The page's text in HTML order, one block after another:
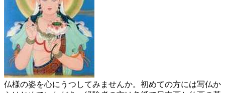
仏様の姿を心にうつしてみませんか。初めての方には写仏か